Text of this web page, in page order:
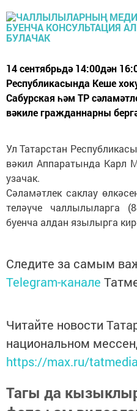
14 сентябрьдә 14:00дән
Республикасында Кеше
Сабурская һәм ТР
вәкиле гражданнарны
Ул Татарстан
вәкил Аппаратында Карл
узачак.
Сәламәтлек саклау
теләүче чаллылыларга
буенча алдан язылырга
Следите за самым
Telegram-канале
Читайте новости
национальном
https://max.ru/tatmedia
Тагы да